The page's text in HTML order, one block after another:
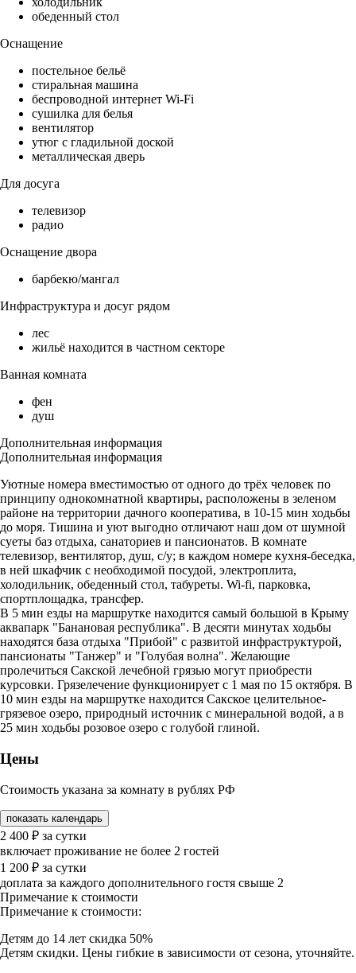
обеденный стол
Оснащение
постельное бельё
стиральная машина
беспроводной интернет Wi-Fi
сушилка для белья
вентилятор
утюг с гладильной доской
металлическая дверь
Для досуга
телевизор
радио
Оснащение двора
барбекю/мангал
Инфраструктура и досуг рядом
лес
жильё находится в частном секторе
Ванная комната
фен
душ
Дополнительная информация
Дополнительная информация
Уютные номера вместимостью от одного до трёх человек по
принципу однокомнатной квартиры, расположены в зеленом
районе на территории дачного кооператива, в 10-15 мин ходьбы
до моря. Тишина и уют выгодно отличают наш дом от шумной
суеты баз отдыха, санаториев и пансионатов. В комнате
телевизор, вентилятор, душ, с/у; в каждом номере кухня-беседка,
в ней шкафчик с необходимой посудой, электроплита,
холодильник, обеденный стол, табуреты. Wi-fi, парковка,
спортплощадка, трансфер.
В 5 мин езды на маршрутке находится самый большой в Крыму
аквапарк "Банановая республика". В десяти минутах ходьбы
находятся база отдыха "Прибой" с развитой инфраструктурой,
пансионаты "Танжер" и "Голубая волна". Желающие
пролечиться Сакской лечебной грязью могут приобрести
курсовки. Грязелечение функционирует с 1 мая по 15 октября. В
10 мин езды на маршрутке находится Сакское целительное-
грязевое озеро, природный источник с минеральной водой, а в
25 мин ходьбы розовое озеро с голубой глиной.
Цены
Стоимость указана за комнату в рублях РФ
показать календарь
2 400 ₽ за сутки
включает проживание не более 2 гостей
1 200 ₽ за сутки
доплата за каждого дополнительного гостя свыше 2
Примечание к стоимости
Примечание к стоимости:
Детям до 14 лет скидка 50%
Детям скидки. Цены гибкие в зависимости от сезона, уточняйте.